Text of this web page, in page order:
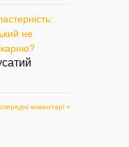
не
коментарі »